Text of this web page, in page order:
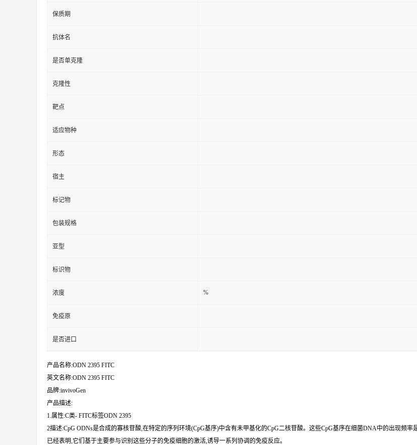
保质期
抗体名
是否单克隆
克隆性
靶点
适应物种
形态
宿主
标记物
包装规格
亚型
标识物
浓度 %
免疫原
是否进口
产品名称:ODN 2395 FITC
英文名称:ODN 2395 FITC
品牌:invivoGen
产品描述:
1.属性:C类- FITC标签ODN 2395
2描述:CpG ODNs是合成的寡核苷酸,在特定的序列环境(CpG基序)中含有未甲基化的CpG二核苷酸。这些CpG基序在细菌DNA中的出现频率
已经表明,它们基于主要参与识别这些分子的免疫细胞的激活,诱导一系列协调的免疫反应。